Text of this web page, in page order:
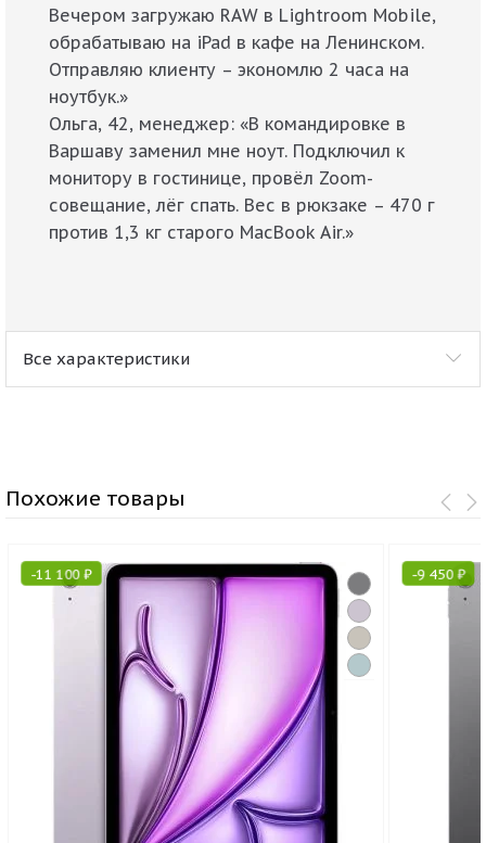
Вечером загружаю RAW в Lightroom Mobile,
обрабатываю на iPad в кафе на Ленинском.
Отправляю клиенту – экономлю 2 часа на
ноутбук.»
Ольга, 42, менеджер: «В командировке в
Варшаву заменил мне ноут. Подключил к
монитору в гостинице, провёл Zoom-
совещание, лёг спать. Вес в рюкзаке – 470 г
против 1,3 кг старого MacBook Air.»
Все характеристики
Похожие товары
-11 100₽ -9 450₽